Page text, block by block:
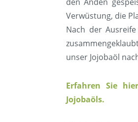
Verwüstung, die
Nach der
unser Jojobaöl
Erfahren Sie
Jojobaöls.